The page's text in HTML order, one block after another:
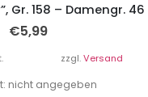
Gr. 158 – Damengr. 46
€5,99
zzgl.Versand
nicht angegeben